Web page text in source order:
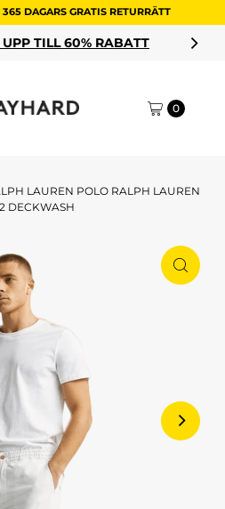
DAGARS GRATIS RETURRÄTT
UPP TILL 60% RABATT
0
LAUREN POLO RALPH LAUREN
DECKWASH